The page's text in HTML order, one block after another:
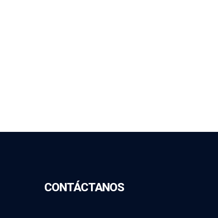
CONTÁCTANOS